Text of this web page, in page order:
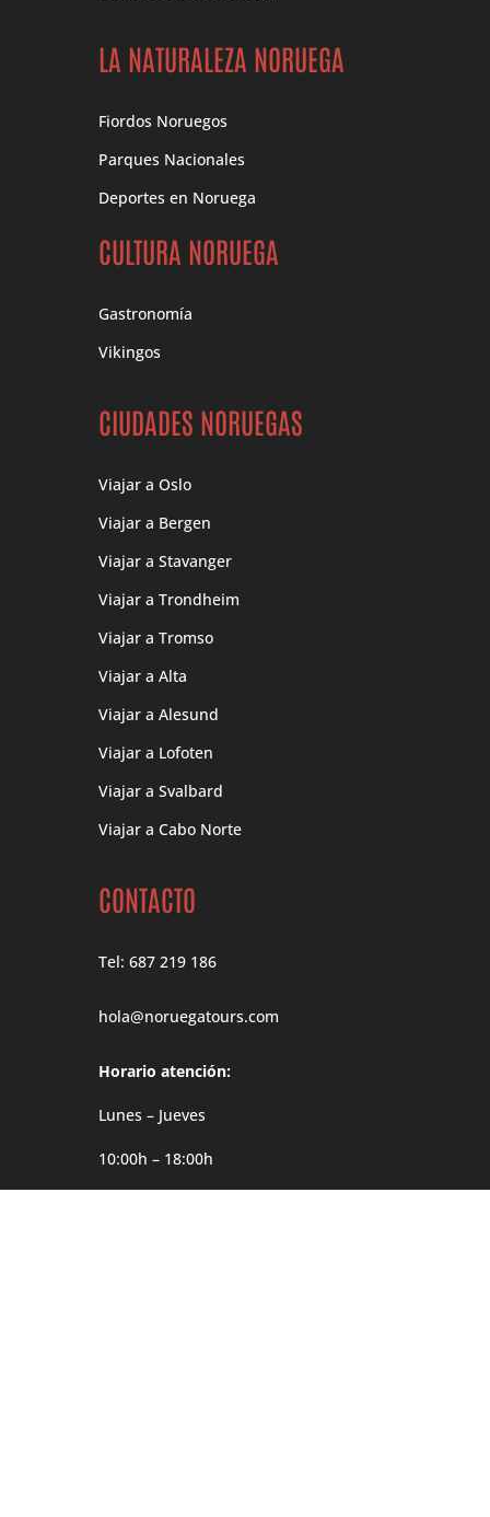
LA NATURALEZA NORUEGA
Fiordos Noruegos
Parques Nacionales
Deportes en Noruega
CULTURA NORUEGA
Gastronomía
Vikingos
CIUDADES NORUEGAS
Viajar a Oslo
Viajar a Bergen
Viajar a Stavanger
Viajar a Trondheim
Viajar a Tromso
Viajar a Alta
Viajar a Alesund
Viajar a Lofoten
Viajar a Svalbard
Viajar a Cabo Norte
CONTACTO
Tel: 687 219 186
hola@noruegatours.com
Horario atención:
Lunes – Jueves
10:00h – 18:00h